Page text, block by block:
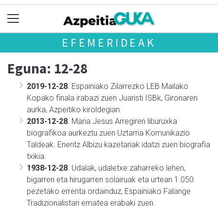
EFEMERIDEAK
Eguna: 12-28
2019-12-28 . Espainiako Zilarrezko LEB Mailako
Kopako finala irabazi zuen Juaristi ISBk, Gironaren
aurka, Azpeitiko kiroldegian.
2013-12-28 . Maria Jesus Arregiren liburuxka
biografikoa aurkeztu zuen Uztarria Komunikazio
Taldeak. Eneritz Albizu kazetariak idatzi zuen biografia
txikia.
1938-12-28 . Udalak, udaletxe zaharreko lehen,
bigarren eta hirugarren solairuak eta urtean 1.050
pezetako errenta ordainduz, Espainiako Falange
Tradizionalistari ematea erabaki zuen.